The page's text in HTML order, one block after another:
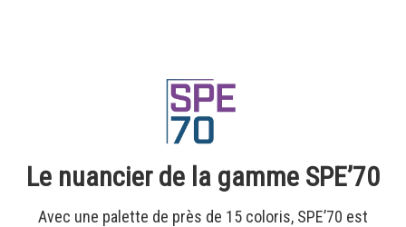
Le nuancier de la gamme SPE’70
Avec une palette de près de 15 coloris, SPE’70 est